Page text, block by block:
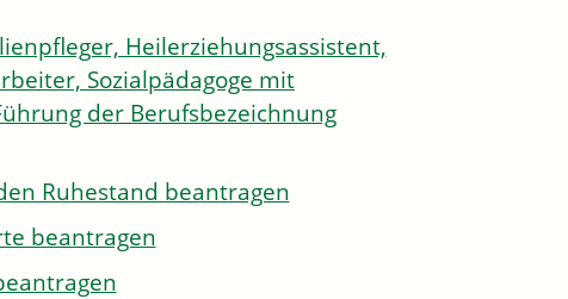
Heilerziehungsassistent,
Sozialpädagoge mit
der Berufsbezeichnung
Ruhestand beantragen
beantragen